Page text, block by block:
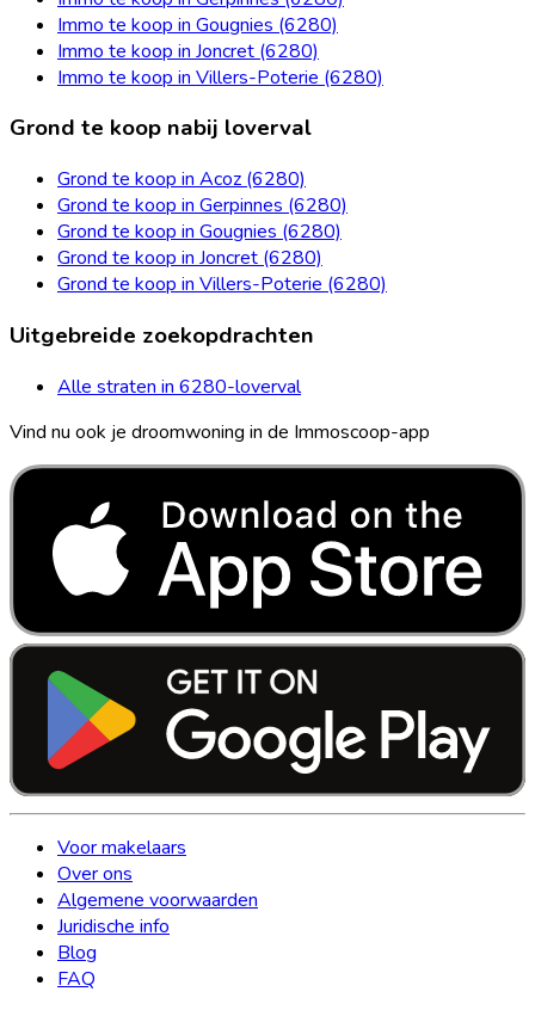
Immo te koop in Gougnies (6280)
Immo te koop in Joncret (6280)
Immo te koop in Villers-Poterie (6280)
Grond te koop nabij loverval
Grond te koop in Acoz (6280)
Grond te koop in Gerpinnes (6280)
Grond te koop in Gougnies (6280)
Grond te koop in Joncret (6280)
Grond te koop in Villers-Poterie (6280)
Uitgebreide zoekopdrachten
Alle straten in 6280-loverval
Vind nu ook je droomwoning in de Immoscoop-app
Voor makelaars
Over ons
Algemene voorwaarden
Juridische info
Blog
FAQ